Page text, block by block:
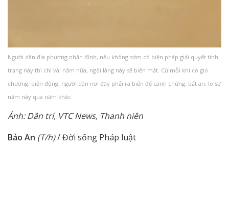
Người dân địa phương nhận định, nếu không sớm có biện pháp giải quyết tình
trạng này thì chỉ vài năm nữa, ngôi làng này sẽ biến mất. Cứ mỗi khi có gió
chướng, biển động, người dân nơi đây phải ra biển để canh chừng, bất an, lo sợ
năm này qua năm khác.
Ảnh: Dân trí, VTC News, Thanh niên
Bảo An (T/h)/ Đời sống Pháp luật